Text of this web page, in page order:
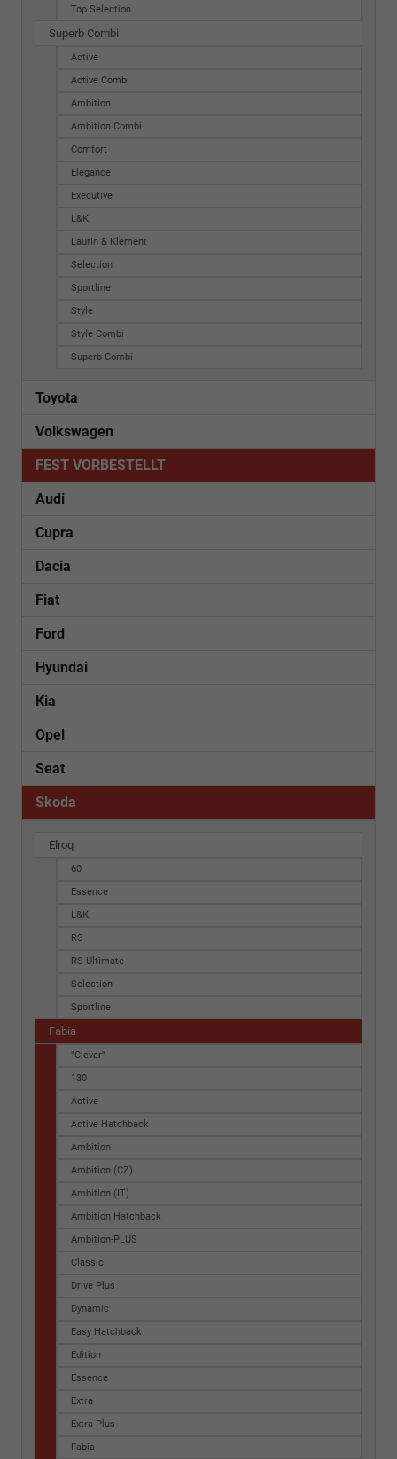
Top Selection
Superb Combi
Active
Active Combi
Ambition
Ambition Combi
Comfort
Elegance
Executive
L&K
Laurin & Klement
Selection
Sportline
Style
Style Combi
Superb Combi
Toyota
Volkswagen
FEST VORBESTELLT
Audi
Cupra
Dacia
Fiat
Ford
Hyundai
Kia
Opel
Seat
Skoda
Elroq
60
Essence
L&K
RS
RS Ultimate
Selection
Sportline
Fabia
"Clever"
130
Active
Active Hatchback
Ambition
Ambition (CZ)
Ambition (IT)
Ambition Hatchback
Ambition-PLUS
Classic
Drive Plus
Dynamic
Easy Hatchback
Edition
Essence
Extra
Extra Plus
Fabia